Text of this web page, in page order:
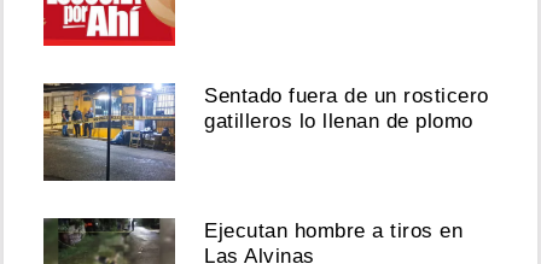
Sentado fuera de un rosticero
gatilleros lo llenan de plomo
Ejecutan hombre a tiros en
Las Alvinas